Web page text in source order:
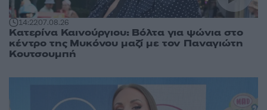
14:2207.08.26
Κατερίνα Καινούργιου: Βόλτα για ψώνια στο
κέντρο της Μυκόνου μαζί με τον Παναγιώτη
Κουτσουμπή